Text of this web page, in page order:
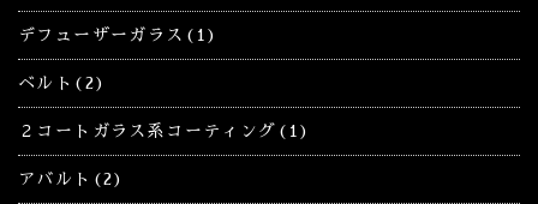
デフューザーガラス(1)
ベルト(2)
２コートガラス系コーティング(1)
アバルト(2)